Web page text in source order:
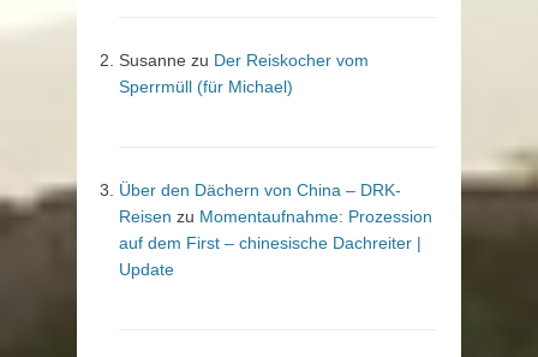
Susanne zu Der Reiskocher vom
Sperrmüll (für Michael)
Über den Dächern von China – DRK-
Reisen zu Momentaufnahme: Prozession
auf dem First – chinesische Dachreiter |
Update